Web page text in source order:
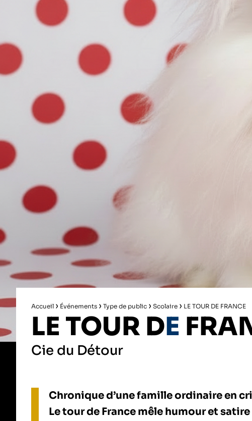
Accueil › Événements › Type de public › Scolaire › LE TOUR DE FRANCE
LE TOUR DE
Cie du Détour
Chronique d’une famille ordinaire en
Le tour de France mêle humour et